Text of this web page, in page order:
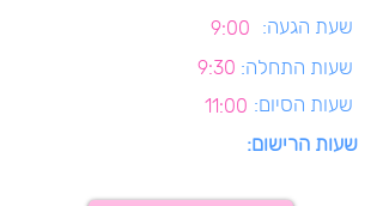
9:00 שעת הגעה:
9:30 שעות התחלה:
11:00 שעות הסיום:
שעות הרישום: